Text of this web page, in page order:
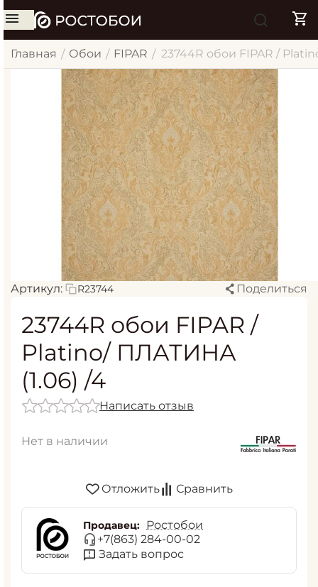
Главная / Обои / FIPAR / 23744R обои FIPAR /
Артикул: R23744 Поделиться
23744R обои FIPAR /
Platino/ ПЛАТИНА
(1.06) /4
Написать отзыв
Нет в наличии
Отложить Сравнить
Продавец:
Ростобои
+7(863) 284-00-02
Задать вопрос